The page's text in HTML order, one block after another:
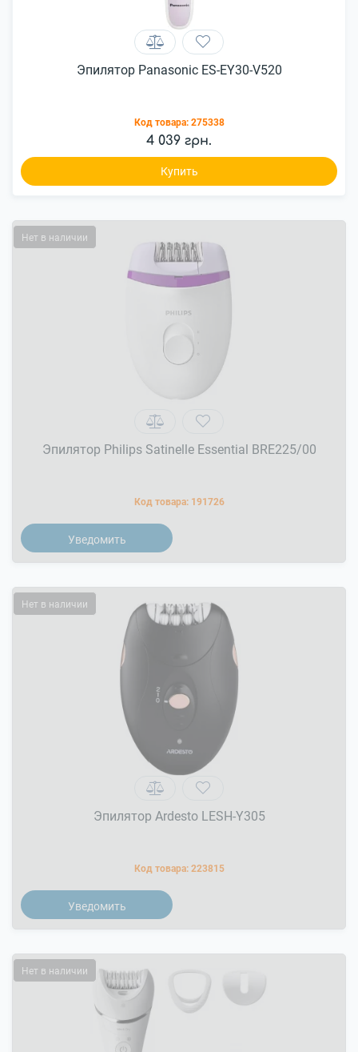
Эпилятор Panasonic ES-EY30-V520
Код товара: 275338
4 039 грн.
Купить
Нет в наличии
Эпилятор Philips Satinelle Essential BRE225/00
Код товара: 191726
Уведомить
Нет в наличии
Эпилятор Ardesto LESH-Y305
Код товара: 223815
Уведомить
Нет в наличии